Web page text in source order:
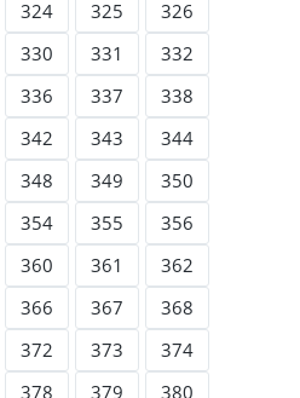
324 325
326
330 331
332
336 337
338
342 343
344
348 349
350
354 355
356
360 361
362
366 367
368
372 373
374
378 379 380